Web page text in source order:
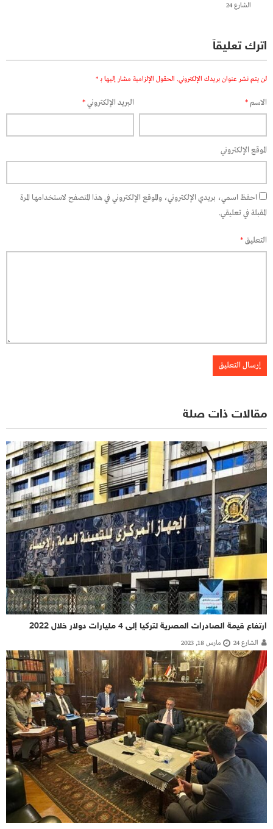
الشارع 24
اترك تعليقاً
لن يتم نشر عنوان بريدك الإلكتروني. الحقول الإلزامية مشار إليها بـ *
الاسم* البريد الإلكتروني*
الموقع الإلكتروني
احفظ اسمي، بريدي الإلكتروني، والموقع الإلكتروني في هذا المتصفح لاستخدامها المرة
المقبلة في تعليقي.
التعليق*
مقالات ذات صلة
ارتفاع قيمة الصادرات المصرية لتركيا إلى 4 مليارات دولار خلال 2022
الشارع 24 مارس 18, 2023